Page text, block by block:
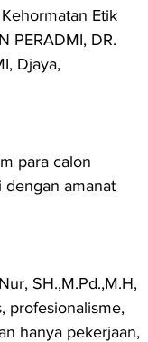
Etik
PERADMI, DR.
Djaya,
para calon
dengan amanat
SH.,M.Pd.,M.H,
profesionalisme,
hanya pekerjaan,